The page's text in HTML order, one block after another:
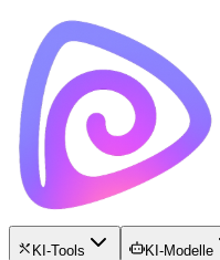
KI-Tools KI-Modelle